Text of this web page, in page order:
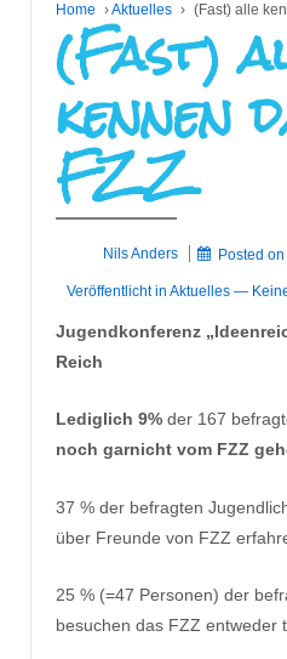
Home ›Aktuelles › (Fast) alle
(Fast)
kennen
FZZ
Nils Anders Posted on
Veröffentlicht in Aktuelles —
Jugendkonferenz
Reich
Lediglich 9% der 167
noch garnicht vom FZZ
37 % der befragten
über Freunde von FZZ
25 % (=47 Personen) der
besuchen das FZZ entweder